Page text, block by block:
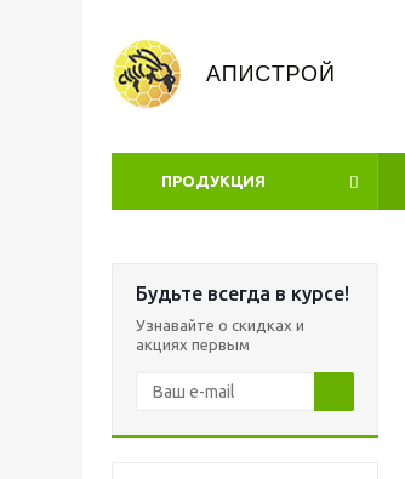
ПРОДУКЦИЯ
Будьте всегда в курсе!
Узнавайте о скидках и
акциях первым